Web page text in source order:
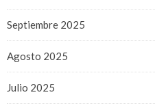
Septiembre 2025
Agosto 2025
Julio 2025